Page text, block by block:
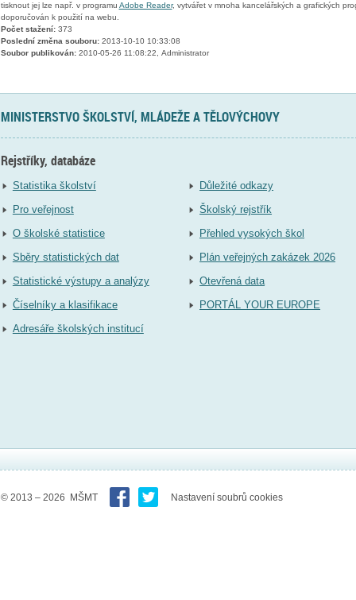
tisknout jej lze např. v programu Adobe Reader, vytvářet v mnoha kancelářských a grafických
doporučován k použití na webu.
Počet stažení:373
Poslední změna souboru:2013-10-10 10:33:08
Soubor publikován:2010-05-26 11:08:22, Administrator
MINISTERSTVO ŠKOLSTVÍ, MLÁDEŽE A TĚLOVÝCHOVY
Rejstříky, databáze
Statistika školství
Pro veřejnost
O školské statistice
Sběry statistických dat
Statistické výstupy a analýzy
Číselníky a klasifikace
Adresáře školských institucí
Důležité odkazy
Školský rejstřík
Přehled vysokých škol
Plán veřejných zakázek 2026
Otevřená data
PORTÁL YOUR EUROPE
© 2013 – 2026 MŠMT Nastavení soubrů cookies